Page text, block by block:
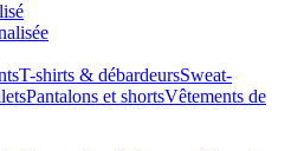
T-shirts & débardeursSweat-
Pantalons et shortsVêtements de